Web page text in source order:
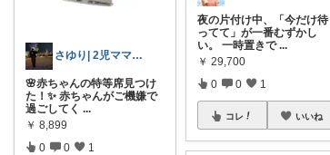
さゆり| 2児ママお買い物メモ🧸
🌸赤ちゃんの特等席見つけ
た！✨ 赤ちゃんがご機嫌で
過ごしてく ...
￥ 8,899
0 0 1
夜の片付け中、「今だけ待
ってて」が一番むずかし
い。 一時置きで ...
￥ 29,700
0 0 1
コレ いいね